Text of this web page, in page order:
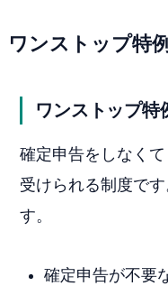
ワンストップ特
ワンストップ特
確定申告をしなく
受けられる制度で
す。
確定申告が不要